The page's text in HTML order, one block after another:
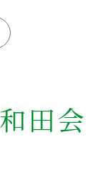
田会